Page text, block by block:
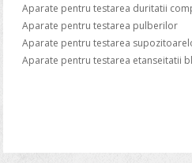
Aparate pentru testarea duritatii
Aparate pentru testarea pulberilor
Aparate pentru testarea
Aparate pentru testarea etanseitatii